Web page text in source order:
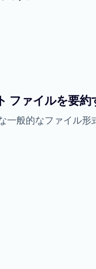
ファイルを要約
一般的なファイル形